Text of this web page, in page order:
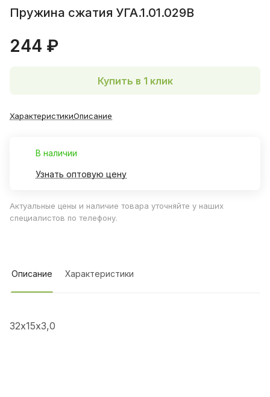
Пружина сжатия УГА.1.01.029В
244 ₽
Купить в 1 клик
ХарактеристикиОписание
В наличии
Узнать оптовую цену
Актуальные цены и наличие товара уточняйте у наших
специалистов по телефону.
Описание Характеристики
32х15х3,0